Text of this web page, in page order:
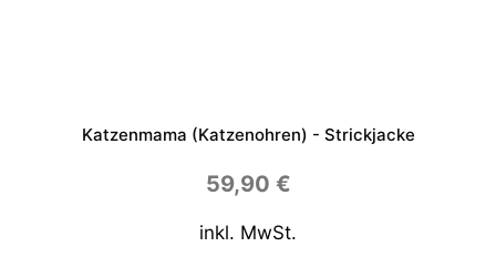
Katzenmama (Katzenohren) - Strickjacke
59,90 €
inkl. MwSt.